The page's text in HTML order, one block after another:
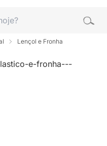
Lençol e Fronha